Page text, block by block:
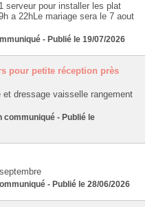
serveur pour installer les plat
a 22hLe mariage sera le 7 aout
- Publié le 19/07/2026
pour petite réception près
dressage vaisselle rangement
communiqué - Publié le
- Publié le 28/06/2026